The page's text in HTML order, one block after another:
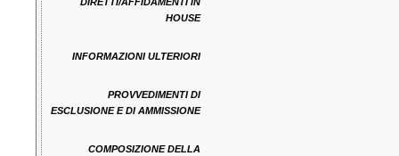
HOUSE
INFORMAZIONI ULTERIORI
PROVVEDIMENTI DI
ESCLUSIONE E DI AMMISSIONE
COMPOSIZIONE DELLA